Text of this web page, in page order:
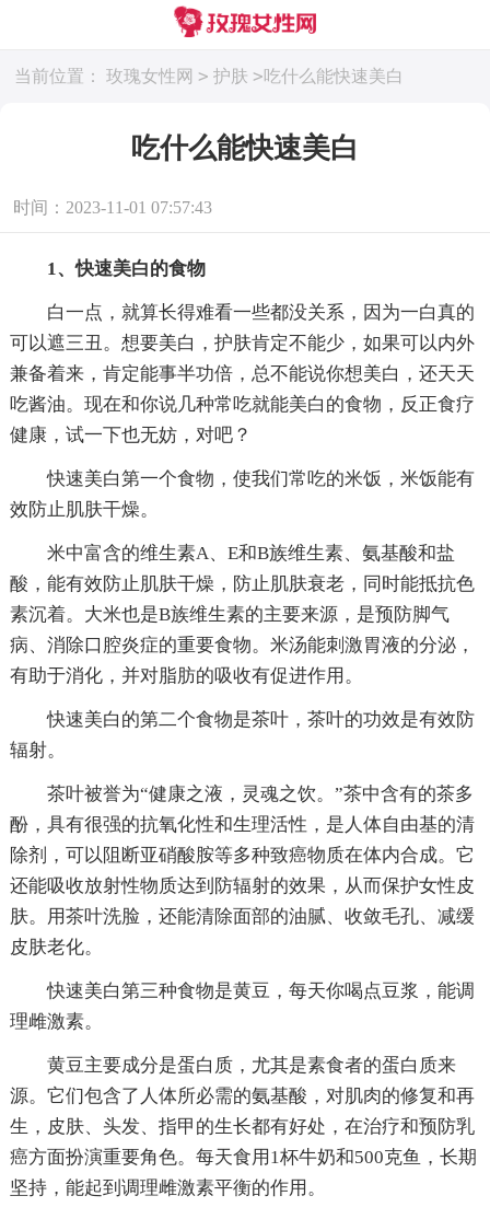
当前位置： 玫瑰女性网 > 护肤 >吃什么能快速美白
吃什么能快速美白
时间：2023-11-01 07:57:43
1、快速美白的食物
白一点，就算长得难看一些都没关系，因为一白真的
可以遮三丑。想要美白，护肤肯定不能少，如果可以内外
兼备着来，肯定能事半功倍，总不能说你想美白，还天天
吃酱油。现在和你说几种常吃就能美白的食物，反正食疗
健康，试一下也无妨，对吧？
快速美白第一个食物，使我们常吃的米饭，米饭能有
效防止肌肤干燥。
米中富含的维生素A、E和B族维生素、氨基酸和盐
酸，能有效防止肌肤干燥，防止肌肤衰老，同时能抵抗色
素沉着。大米也是B族维生素的主要来源，是预防脚气
病、消除口腔炎症的重要食物。米汤能刺激胃液的分泌，
有助于消化，并对脂肪的吸收有促进作用。
快速美白的第二个食物是茶叶，茶叶的功效是有效防
辐射。
茶叶被誉为“健康之液，灵魂之饮。”茶中含有的茶多
酚，具有很强的抗氧化性和生理活性，是人体自由基的清
除剂，可以阻断亚硝酸胺等多种致癌物质在体内合成。它
还能吸收放射性物质达到防辐射的效果，从而保护女性皮
肤。用茶叶洗脸，还能清除面部的油腻、收敛毛孔、减缓
皮肤老化。
快速美白第三种食物是黄豆，每天你喝点豆浆，能调
理雌激素。
黄豆主要成分是蛋白质，尤其是素食者的蛋白质来
源。它们包含了人体所必需的氨基酸，对肌肉的修复和再
生，皮肤、头发、指甲的生长都有好处，在治疗和预防乳
癌方面扮演重要角色。每天食用1杯牛奶和500克鱼，长期
坚持，能起到调理雌激素平衡的作用。